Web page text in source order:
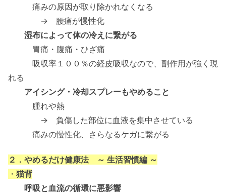
痛みの原因が取り除かれなくなる
→ 腰痛が慢性化
湿布によって体の冷えに繋がる
胃痛・腹痛・ひざ痛
吸収率１００％の経皮吸収なので、副作用が強く現
れる
アイシング・冷却スプレーもやめること
腫れや熱
→ 負傷した部位に血液を集中させている
痛みの慢性化、さらなるケガに繋がる
２．やめるだけ健康法 ～ 生活習慣編 ～
・ 猫背
呼吸と血流の循環に悪影響